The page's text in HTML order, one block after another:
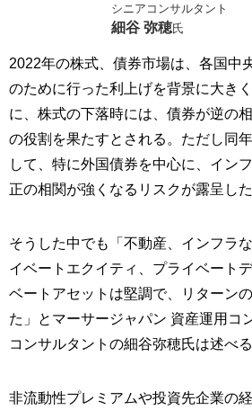
シニアコンサルタント
細谷 弥穂氏
2022年の株式、債券市場は、各国中
のために行った利上げを背景に大き
に、株式の下落時には、債券が逆の
の役割を果たすとされる。ただし同
して、特に外国債券を中心に、イン
正の相関が強くなるリスクが露呈した
そうした中でも「不動産、インフラ
イベートエクイティ、プライベート
ベートアセットは堅調で、リターン
た」とマーサージャパン 資産運用コ
コンサルタントの細谷弥穂氏は述べる
非流動性プレミアムや投資先企業の